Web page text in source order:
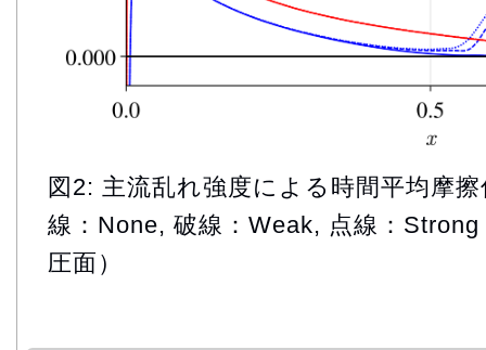
図2: 主流乱れ強度による時間平均摩
線：None, 破線：Weak, 点線：
圧面）